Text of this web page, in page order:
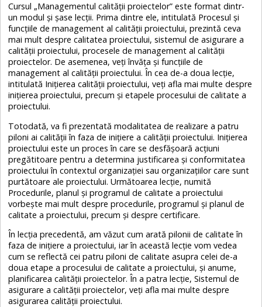
Cursul „Managementul calității proiectelor” este format dintr-
un modul și șase lecții. Prima dintre ele, intitulată Procesul și
funcțiile de management al calității proiectului, prezintă ceva
mai mult despre calitatea proiectului, sistemul de asigurare a
calității proiectului, procesele de management al calității
proiectelor. De asemenea, veți învăța și funcțiile de
management al calității proiectului. În cea de-a doua lecție,
intitulată Inițierea calității proiectului, veți afla mai multe despre
inițierea proiectului, precum și etapele procesului de calitate a
proiectului.
Totodată, va fi prezentată modalitatea de realizare a patru
piloni ai calității în faza de inițiere a calității proiectului. Inițierea
proiectului este un proces în care se desfășoară acțiuni
pregătitoare pentru a determina justificarea și conformitatea
proiectului în contextul organizației sau organizațiilor care sunt
purtătoare ale proiectului. Următoarea lecție, numită
Procedurile, planul și programul de calitate a proiectului
vorbește mai mult despre procedurile, programul și planul de
calitate a proiectului, precum și despre certificare.
În lecția precedentă, am văzut cum arată pilonii de calitate în
faza de inițiere a proiectului, iar în această lecție vom vedea
cum se reflectă cei patru piloni de calitate asupra celei de-a
doua etape a procesului de calitate a proiectului, și anume,
planificarea calității proiectelor. În a patra lecție, Sistemul de
asigurare a calității proiectelor, veți afla mai multe despre
asigurarea calității proiectului.